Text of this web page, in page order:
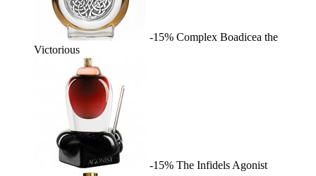
-15% Complex Boadicea the
Victorious
-15% The Infidels Agonist